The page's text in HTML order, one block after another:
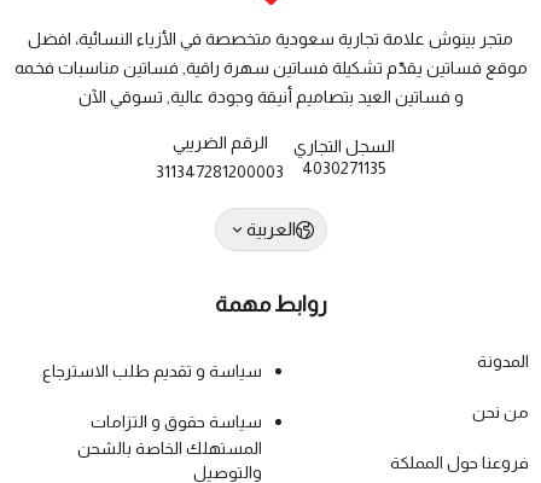
متجر بينوش علامة تجارية سعودية متخصصة في الأزياء النسائية، افضل
موقع فساتين يقدّم تشكيلة فساتين سهرة راقية, فساتين مناسبات فخمه
و فساتين العيد بتصاميم أنيقة وجودة عالية, تسوقي الآن
السجل التجاري
4030271135
الرقم الضريبي
311347281200003
العربية
روابط مهمة
المدونة
من نحن
فروعنا حول المملكة
سياسة و تقديم طلب الاسترجاع
سياسة حقوق و التزامات
المستهلك الخاصة بالشحن
والتوصيل